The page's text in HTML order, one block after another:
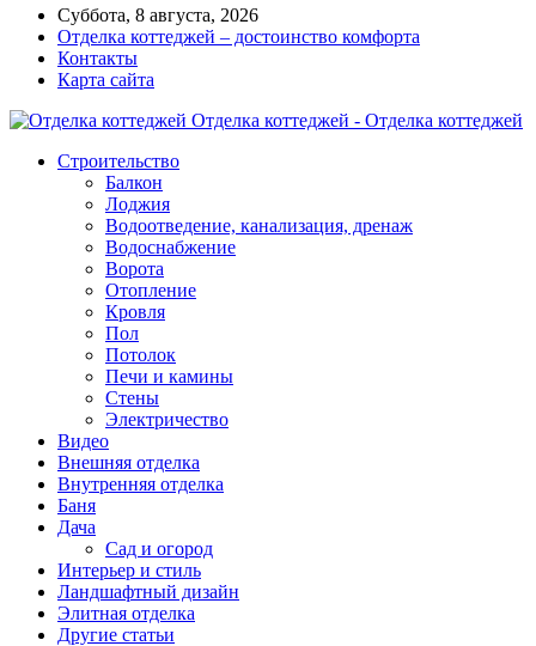
Суббота, 8 августа, 2026
Отделка коттеджей – достоинство комфорта
Контакты
Карта сайта
Отделка коттеджей - Отделка коттеджей
Строительство
Балкон
Лоджия
Водоотведение, канализация, дренаж
Водоснабжение
Ворота
Отопление
Кровля
Пол
Потолок
Печи и камины
Стены
Электричество
Видео
Внешняя отделка
Внутренняя отделка
Баня
Дача
Сад и огород
Интерьер и стиль
Ландшафтный дизайн
Элитная отделка
Другие статьи